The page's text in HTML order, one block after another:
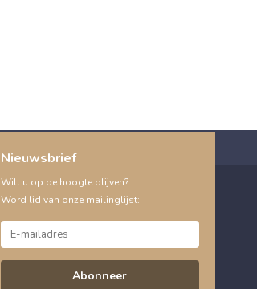
Nieuwsbrief
Wilt u op de hoogte blijven?
Word lid van onze mailinglijst:
Abonneer